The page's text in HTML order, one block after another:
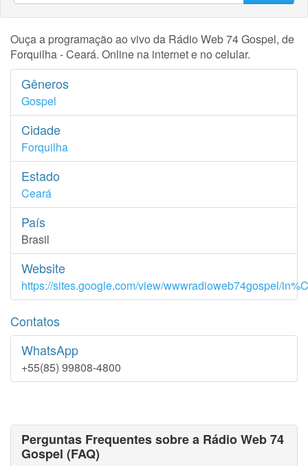
Ouça a programação ao vivo da Rádio Web 74 Gospel, de
Forquilha - Ceará. Online na internet e no celular.
Gêneros
Gospel
Cidade
Forquilha
Estado
Ceará
País
Brasil
Website
https://sites.google.com/view/wwwradioweb74gospel/
Contatos
WhatsApp
+55(85) 99808-4800
Perguntas Frequentes sobre a Rádio Web 74
Gospel (FAQ)